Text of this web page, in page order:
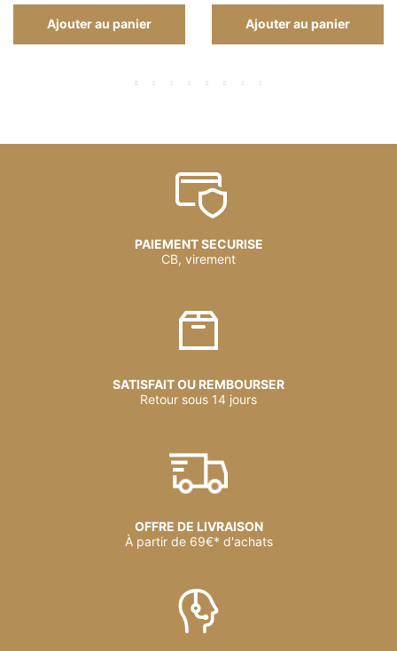
Ajouter au panier Ajouter au panier
PAIEMENT SECURISE
CB, virement
SATISFAIT OU REMBOURSER
Retour sous 14 jours
OFFRE DE LIVRAISON
À partir de 69€* d'achats